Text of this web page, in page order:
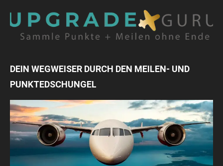
DEIN WEGWEISER DURCH DEN MEILEN- UND
PUNKTEDSCHUNGEL